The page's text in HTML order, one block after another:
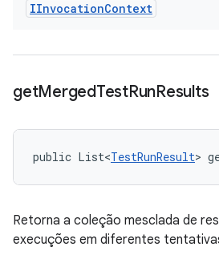
IInvocationContext
getMergedTestRunResults
public List<TestRunResult>
Retorna a coleção mesclada de
execuções em diferentes